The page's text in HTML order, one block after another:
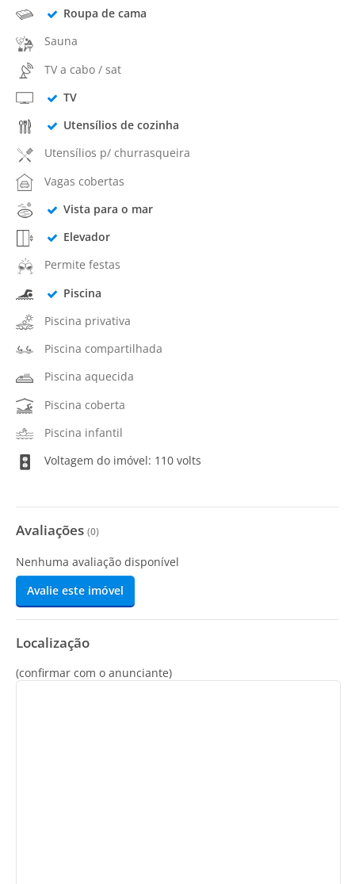
Roupa de cama
Sauna
TV a cabo / sat
TV
Utensílios de cozinha
Utensílios p/ churrasqueira
Vagas cobertas
Vista para o mar
Elevador
Permite festas
Piscina
Piscina privativa
Piscina compartilhada
Piscina aquecida
Piscina coberta
Piscina infantil
Voltagem do imóvel: 110 volts
Avaliações (0)
Nenhuma avaliação disponível
Avalie este imóvel
Localização
(confirmar com o anunciante)